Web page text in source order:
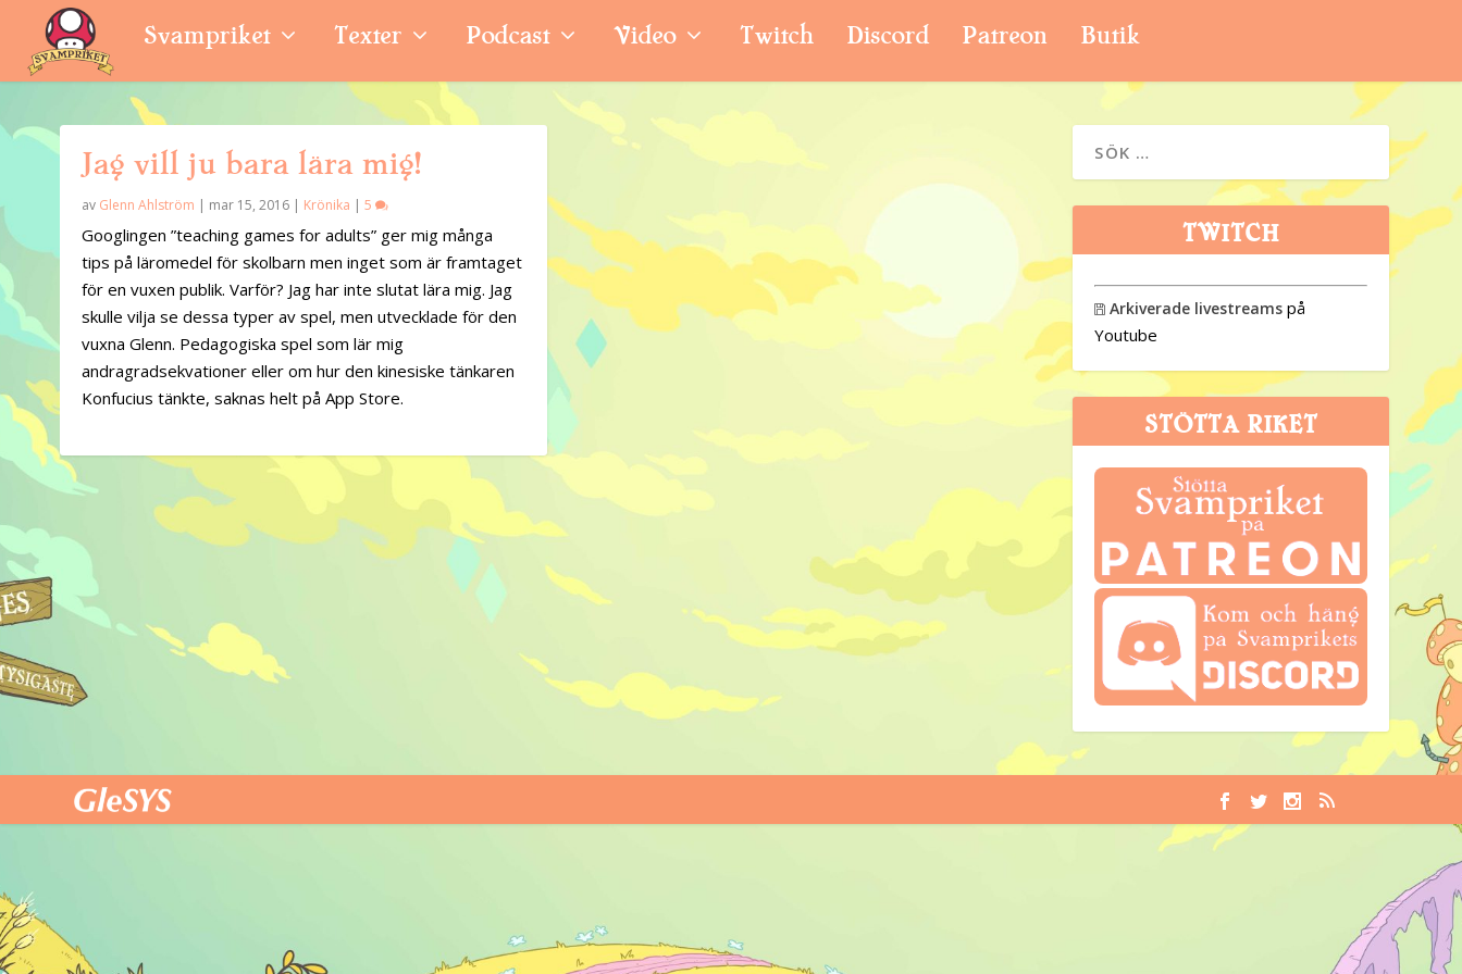
Svampriket Texter Podcast Video Twitch Discord Patreon Butik
Jag vill ju bara lära mig!
av Glenn Ahlström | mar 15, 2016 | Krönika |5
Googlingen ”teaching games for adults” ger mig många
tips på läromedel för skolbarn men inget som är framtaget
för en vuxen publik. Varför? Jag har inte slutat lära mig. Jag
skulle vilja se dessa typer av spel, men utvecklade för den
vuxna Glenn. Pedagogiska spel som lär mig
andragradsekvationer eller om hur den kinesiske tänkaren
Konfucius tänkte, saknas helt på App Store.
TWITCH
 Arkiverade livestreams på
Youtube
STÖTTA RIKET